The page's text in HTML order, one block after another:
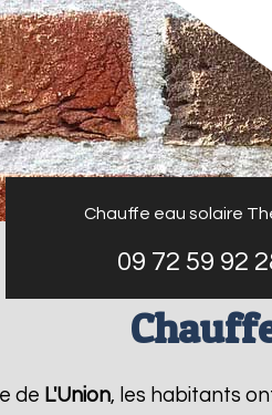
Chauffe eau solaire
09 72 59 92
de L'Union, les habitants